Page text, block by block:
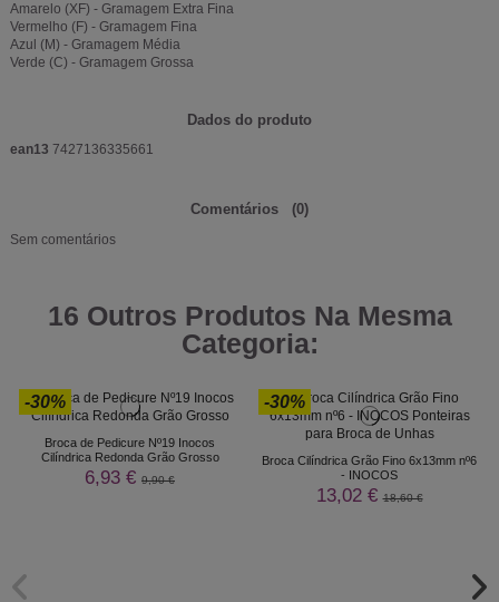
Amarelo (XF) - Gramagem Extra Fina
Vermelho (F) - Gramagem Fina
Azul (M) - Gramagem Média
Verde (C) - Gramagem Grossa
Dados do produto
ean13 7427136335661
Comentários (0)
Sem comentários
16 Outros Produtos Na Mesma
Categoria:
-30%
Broca de Pedicure Nº19 Inocos
Cilíndrica Redonda Grão Grosso
6,93 € 9,90 €
-30%
Broca Cilíndrica Grão Fino 6x13mm nº6
- INOCOS
13,02 €18,60 €